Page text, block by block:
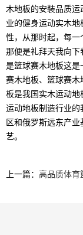
木地板的安裝品质
业的健身运动实木
性，从那时起，每
那便是礼拜天我向下
是篮球赛木地板这
赛木地板、篮球赛木
板是我国实木运动地
运动地板制造行业的
区和俄罗斯远东产
艺。
上一篇： 高品质体育